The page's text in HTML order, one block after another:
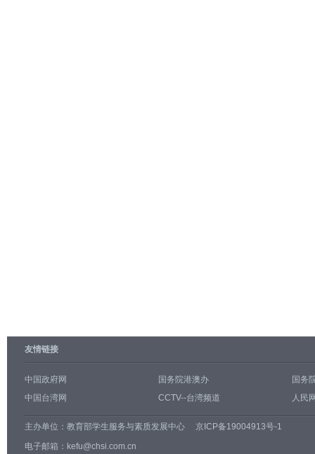
友情链接
中国政府网 国务院港澳办
国务
中国台湾网
CCTV--台湾频道 人民
主办单位： 教育部学生服务与素质发展中心
京ICP备19004913号-1
电子邮箱：kefu@chsi.com.cn